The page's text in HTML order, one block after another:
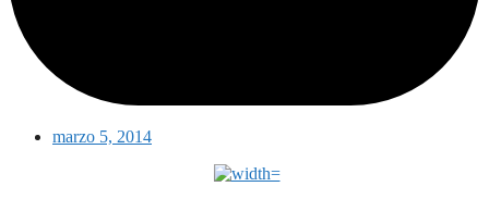
marzo 5, 2014